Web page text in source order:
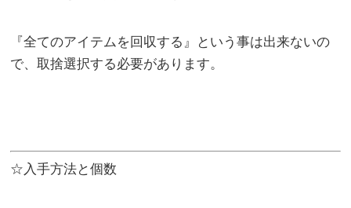
『全てのアイテムを回収する』という事は出来ないの
で、取捨選択する必要があります。
☆入手方法と個数